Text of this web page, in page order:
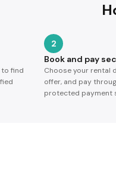
find
2
Book and pay
Choose your rental
offer, and pay
protected payment